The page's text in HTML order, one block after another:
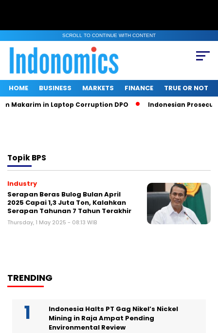
SCROLL TO CONTINUE WITH CONTENT
HOME BUSINESS MARKETS FINANCE TRUE OR NOT
Makarim in Laptop Corruption DPO Indonesian
TopikBPS
Industry
Serapan Beras Bulog Bulan April
2025 Capai 1,3 Juta Ton, Kalahkan
Serapan Tahunan 7 Tahun Terakhir
Thursday, 1 May 2025 - 08:13 WIB
TRENDING
Indonesia Halts PT Gag Nikel’s Nickel
Mining in Raja Ampat Pending
Environmental Review